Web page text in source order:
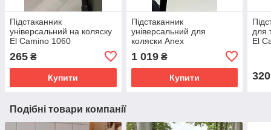
Підстаканник
універсальний на коляску
El Camino 1060
265 ₴
Купити
Підстаканник
універсальний для
коляски Anex
1 019₴
Купити
для
El
320
Подібні товари компанії